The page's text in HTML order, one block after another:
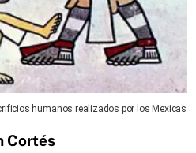
humanos realizados por los Mexicas
Cortés